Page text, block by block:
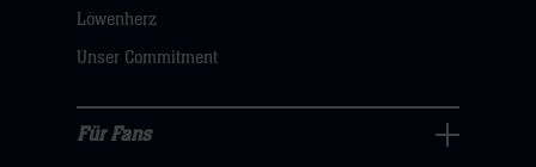
dann
hier
Löwenherz
Unser Commitment
Für Fans